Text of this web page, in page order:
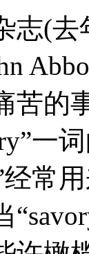
志(
苦的
一
经常